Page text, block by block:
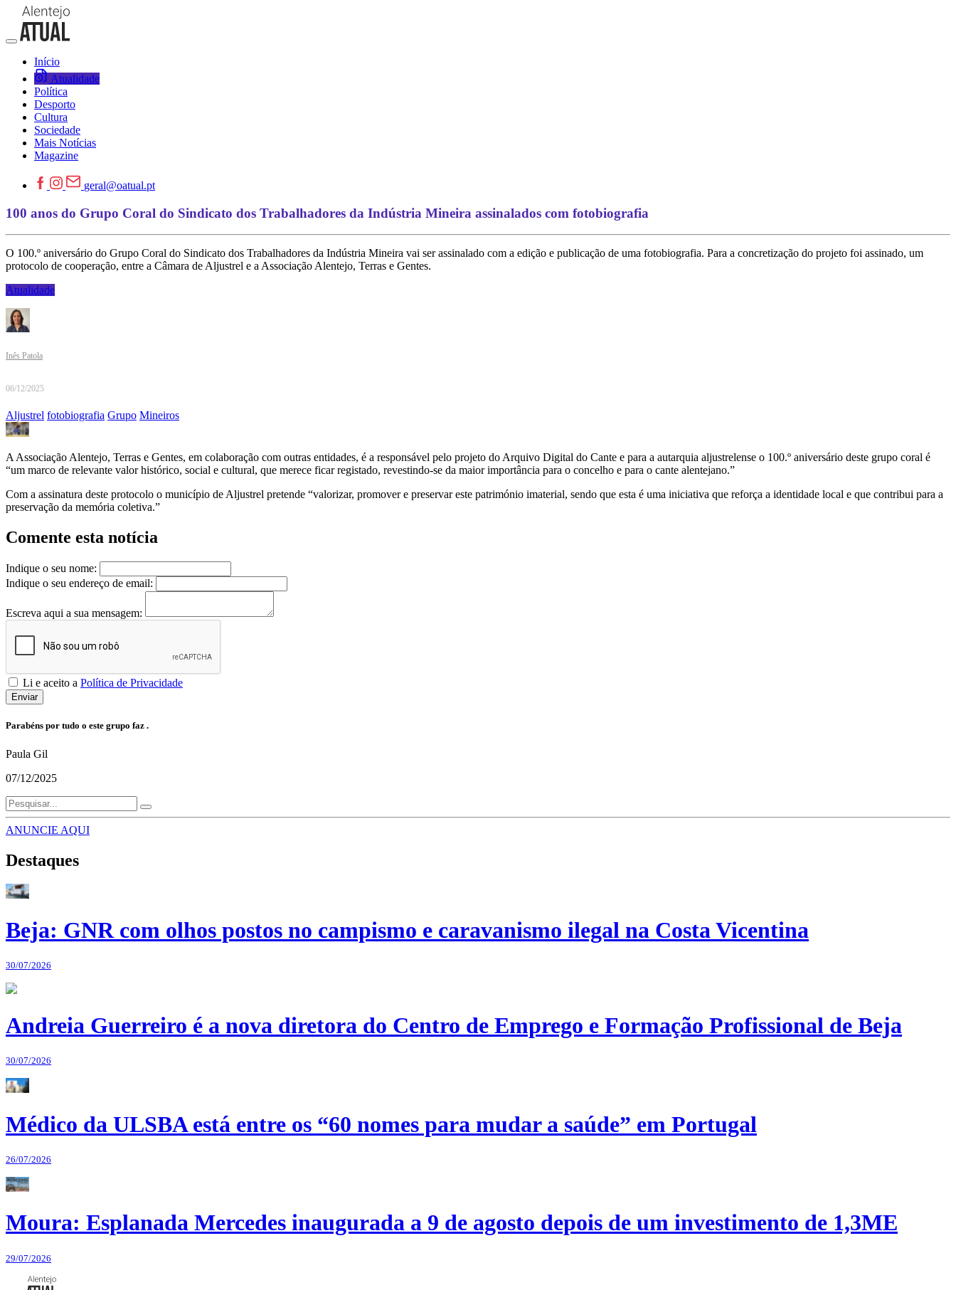
Início
Atualidade
Política
Desporto
Cultura
Sociedade
Mais Notícias
Magazine
geral@oatual.pt
100 anos do Grupo Coral do Sindicato dos Trabalhadores da Indústria Mineira assinalados com fotobiografia
O 100.º aniversário do Grupo Coral do Sindicato dos Trabalhadores da Indústria Mineira vai ser assinalado com a edição e publicação de uma fotobiografia. Para a concretização do projeto foi assinado, um
protocolo de cooperação, entre a Câmara de Aljustrel e a Associação Alentejo, Terras e Gentes.
Atualidade
Inês Patola
06/12/2025
Aljustrel fotobiografia Grupo Mineiros
A Associação Alentejo, Terras e Gentes, em colaboração com outras entidades, é a responsável pelo projeto do Arquivo Digital do Cante e para a autarquia aljustrelense o 100.º aniversário deste grupo coral é
“um marco de relevante valor histórico, social e cultural, que merece ficar registado, revestindo-se da maior importância para o concelho e para o cante alentejano.”
Com a assinatura deste protocolo o município de Aljustrel pretende “valorizar, promover e preservar este património imaterial, sendo que esta é uma iniciativa que reforça a identidade local e que contribui para a
preservação da memória coletiva.”
Comente esta notícia
Indique o seu nome:
Indique o seu endereço de email:
Escreva aqui a sua mensagem:
Li e aceito a Política de Privacidade
Enviar
Parabéns por tudo o este grupo faz .
Paula Gil
07/12/2025
ANUNCIE AQUI
Destaques
Beja: GNR com olhos postos no campismo e caravanismo ilegal na Costa Vicentina
30/07/2026
Andreia Guerreiro é a nova diretora do Centro de Emprego e Formação Profissional de Beja
30/07/2026
Médico da ULSBA está entre os “60 nomes para mudar a saúde” em Portugal
26/07/2026
Moura: Esplanada Mercedes inaugurada a 9 de agosto depois de um investimento de 1,3ME
29/07/2026